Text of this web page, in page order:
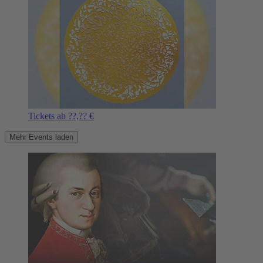
Tickets ab ??,?? €
Mehr Events laden